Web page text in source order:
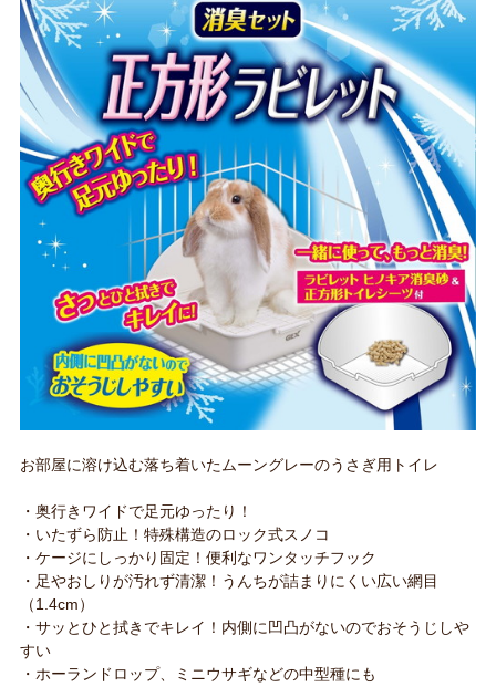
お部屋に溶け込む落ち着いたムーングレーのうさぎ用トイレ
・奥行きワイドで足元ゆったり！
・いたずら防止！特殊構造のロック式スノコ
・ケージにしっかり固定！便利なワンタッチフック
・足やおしりが汚れず清潔！うんちが詰まりにくい広い網目
（1.4cm）
・サッとひと拭きでキレイ！内側に凹凸がないのでおそうじしや
すい
・ホーランドロップ、ミニウサギなどの中型種にも